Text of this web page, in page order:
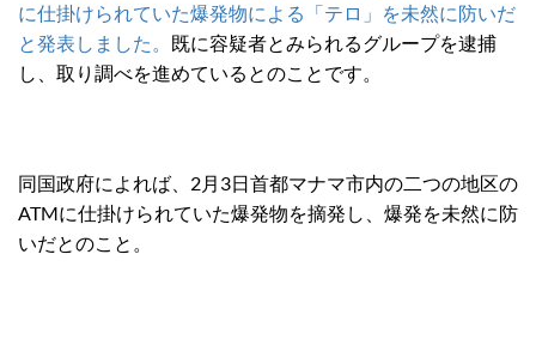
に仕掛けられていた爆発物による「テロ」を未然に防いだ
と発表しました。 既に容疑者とみられるグループを逮捕
し、取り調べを進めているとのことです。
同国政府によれば、2月3日首都マナマ市内の二つの地区の
ATMに仕掛けられていた爆発物を摘発し、爆発を未然に防
いだとのこと。